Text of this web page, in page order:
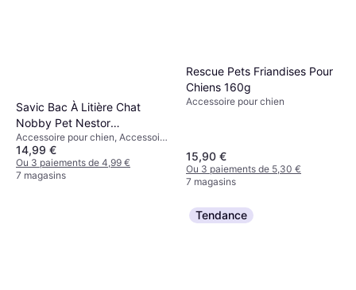
Savic Bac À Litière Chat
Nobby Pet Nestor
56x39x38 5cm
Accessoire pour chien, Accessoire
pour chat
14,99 €
Ou 3 paiements de 4,99 €
7 magasins
Rescue Pets Friandises Pour
Chiens 160g
Accessoire pour chien
15,90 €
Ou 3 paiements de 5,30 €
7 magasins
Tendance